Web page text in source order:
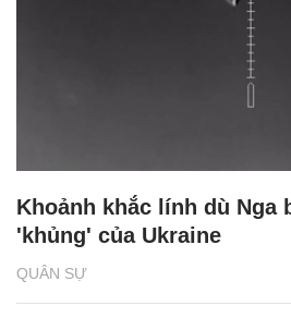
QUÂN SỰ
Khoảnh khắc lính dù Nga
'khủng' của Ukraine